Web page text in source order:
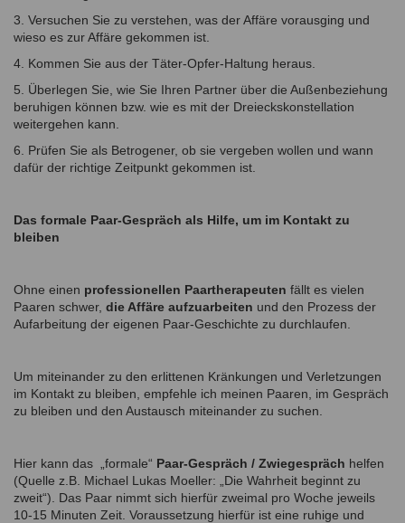
3. Versuchen Sie zu verstehen, was der Affäre vorausging und
wieso es zur Affäre gekommen ist.
4. Kommen Sie aus der Täter-Opfer-Haltung heraus.
5. Überlegen Sie, wie Sie Ihren Partner über die Außenbeziehung
beruhigen können bzw. wie es mit der Dreieckskonstellation
weitergehen kann.
6. Prüfen Sie als Betrogener, ob sie vergeben wollen und wann
dafür der richtige Zeitpunkt gekommen ist.
Das formale Paar-Gespräch als Hilfe, um im Kontakt zu
bleiben
Ohne einen professionellen Paartherapeuten fällt es vielen
Paaren schwer, die Affäre aufzuarbeiten und den Prozess der
Aufarbeitung der eigenen Paar-Geschichte zu durchlaufen.
Um miteinander zu den erlittenen Kränkungen und Verletzungen
im Kontakt zu bleiben, empfehle ich meinen Paaren, im Gespräch
zu bleiben und den Austausch miteinander zu suchen.
Hier kann das „formale“ Paar-Gespräch / Zwiegespräch helfen
(Quelle z.B. Michael Lukas Moeller: „Die Wahrheit beginnt zu
zweit“). Das Paar nimmt sich hierfür zweimal pro Woche jeweils
10-15 Minuten Zeit. Voraussetzung hierfür ist eine ruhige und